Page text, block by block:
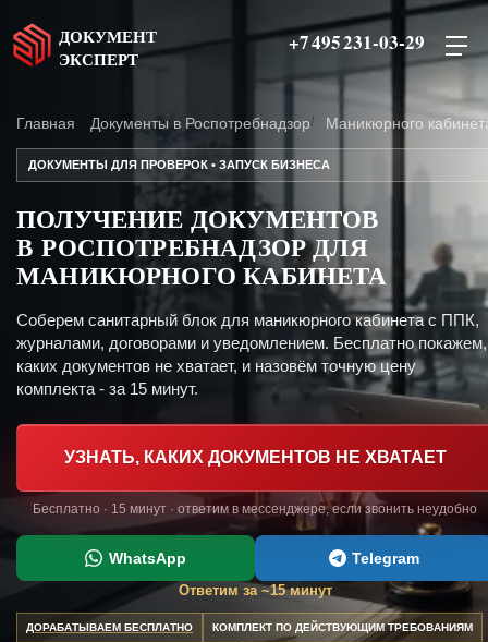
ДОКУМЕНТ
ЭКСПЕРТ
+7 495 231-03-29
Главная Документы в Роспотребнадзор Маникюрного
ДОКУМЕНТЫ ДЛЯ ПРОВЕРОК • ЗАПУСК БИЗНЕСА
ПОЛУЧЕНИЕ ДОКУМЕНТОВ
В РОСПОТРЕБНАДЗОР ДЛЯ
МАНИКЮРНОГО КАБИНЕТА
Соберем санитарный блок для маникюрного кабинета с ППК,
журналами, договорами и уведомлением. Бесплатно покажем,
каких документов не хватает, и назовём точную цену
комплекта - за 15 минут.
УЗНАТЬ, КАКИХ ДОКУМЕНТОВ НЕ ХВАТАЕТ
Бесплатно · 15 минут · ответим в мессенджере, если звонить неудобно
WhatsApp Telegram
Ответим за ~15 минут
ДОРАБАТЫВАЕМ БЕСПЛАТНО КОМПЛЕКТ ПО ДЕЙСТВУЮЩИМ ТРЕБОВАНИЯМ